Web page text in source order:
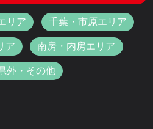
リア 千葉・市原エリア
ア 南房・内房エリア
外・その他